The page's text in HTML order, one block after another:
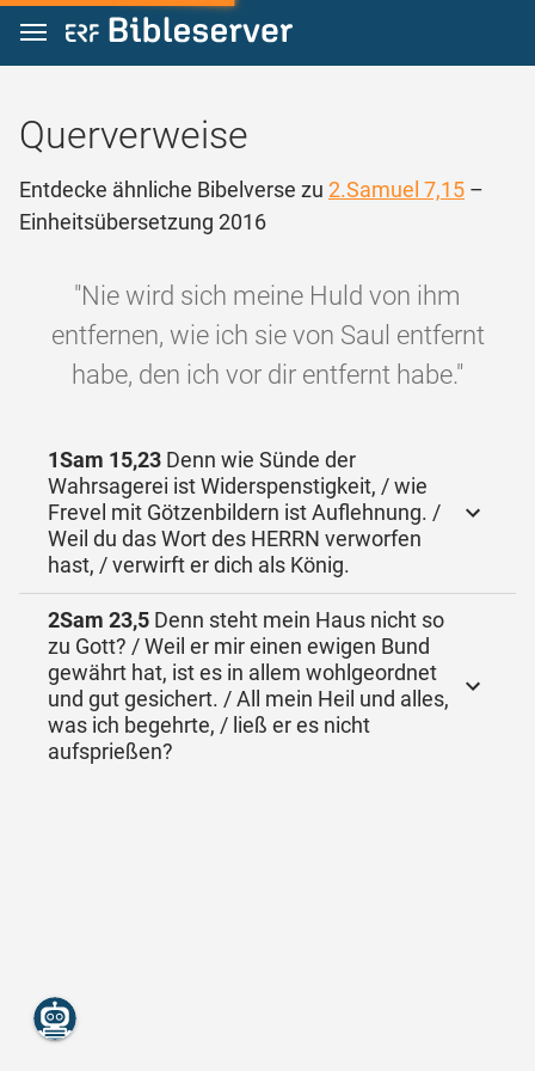
Zum Inhalt springen
Querverweise
Entdecke ähnliche Bibelverse zu 2.Samuel 7,15 –
Einheitsübersetzung 2016
"Nie wird sich meine Huld von ihm
entfernen, wie ich sie von Saul entfernt
habe, den ich vor dir entfernt habe."
1Sam 15,23 Denn wie Sünde der
Wahrsagerei ist Widerspenstigkeit, / wie
Frevel mit Götzenbildern ist Auflehnung. /
Weil du das Wort des HERRN verworfen
hast, / verwirft er dich als König.
2Sam 23,5 Denn steht mein Haus nicht so
zu Gott? / Weil er mir einen ewigen Bund
gewährt hat, ist es in allem wohlgeordnet
und gut gesichert. / All mein Heil und alles,
was ich begehrte, / ließ er es nicht
aufsprießen?